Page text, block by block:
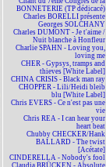
BONNETERIE (TP dédicacé)
Charles BORELLI présente
Georges SOLCHANY
Charles DUMONT - Je t'aime /
Nuit blanche à Honfleur
Charlie SPAHN - Loving you,
loving me
CHER - Gypsys, tramps and
thieves [White Label]
CHINA CRISIS - Black man ray
CHOPPER - Lili/Heidi bleib
blu [White Label]
Chris EVERS - Ce n'est pas une
vie
Chris REA - I can hear your
heart beat
Chubby CHECKER/Hank
BALLARD - The twist
[Acétate]
CINDERELLA - Nobody's fool
Claudia BRÜCKEN - Absolute